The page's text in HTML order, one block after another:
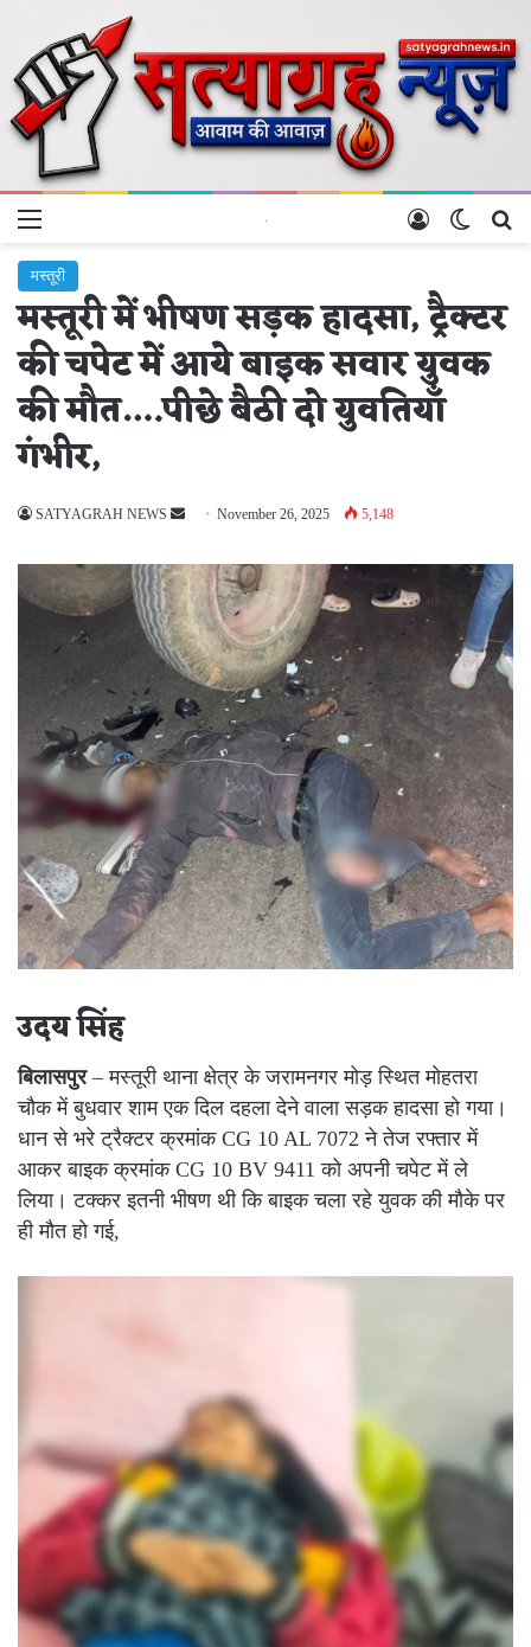
Menu Switch
Log In
मस्तूरी
मस्तूरी में भीषण सड़क हादसा, ट्रैक्टर
की चपेट में आये बाइक सवार युवक
की मौत….पीछे बैठी दो युवतियाँ
गंभीर,
SATYAGRAH NEWS
Send
email
November 26, 2025 5,148
उदय सिंह
बिलासपुर– मस्तूरी थाना क्षेत्र के जरामनगर मोड़ स्थित मोहतरा
चौक में बुधवार शाम एक दिल दहला देने वाला सड़क हादसा हो गया।
धान से भरे ट्रैक्टर क्रमांक CG 10 AL 7072 ने तेज रफ्तार में
आकर बाइक क्रमांक CG 10 BV 9411 को अपनी चपेट में ले
लिया। टक्कर इतनी भीषण थी कि बाइक चला रहे युवक की मौके पर
ही मौत हो गई,